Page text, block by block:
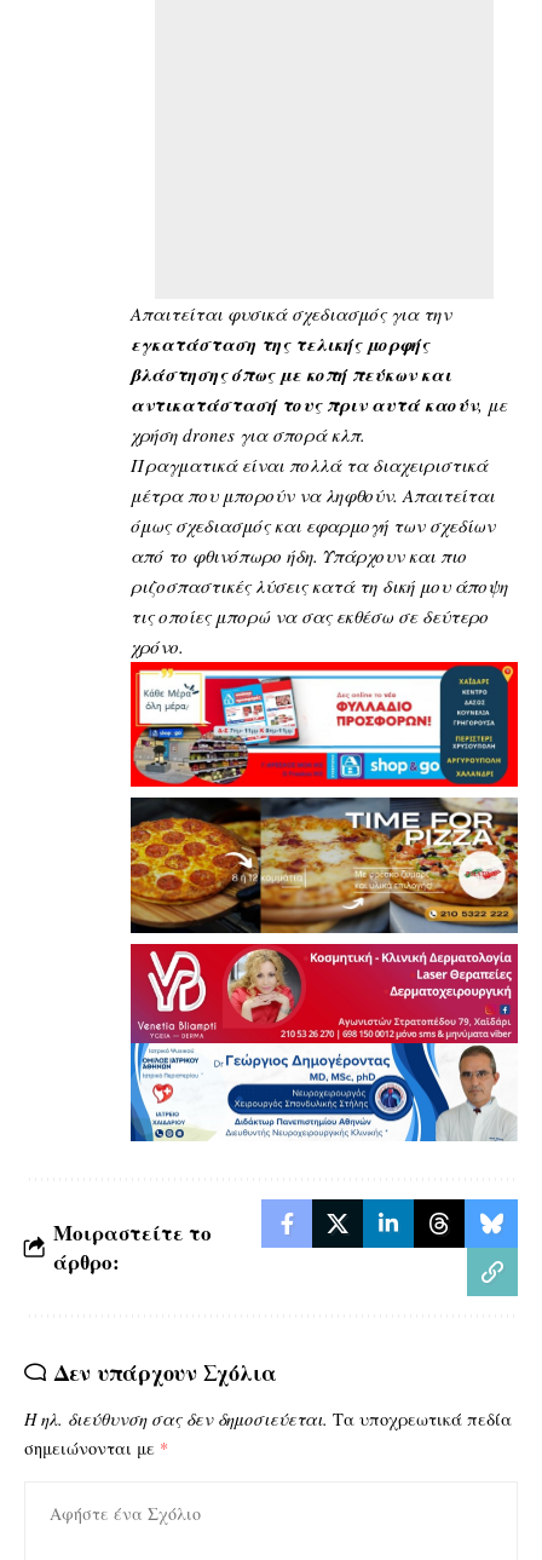
Απαιτείται φυσικά σχεδιασμός για την
εγκατάσταση της τελικής μορφής
βλάστησης όπως με κοπή πεύκων και
αντικατάστασή τους πριν αυτά καούν, με
χρήση drones για σπορά κλπ.
Πραγματικά είναι πολλά τα διαχειριστικά
μέτρα που μπορούν να ληφθούν. Απαιτείται
όμως σχεδιασμός και εφαρμογή των σχεδίων
από το φθινόπωρο ήδη. Υπάρχουν και πιο
ριζοσπαστικές λύσεις κατά τη δική μου άποψη
τις οποίες μπορώ να σας εκθέσω σε δεύτερο
χρόνο.
Μοιραστείτε το
άρθρο:
Δεν υπάρχουν Σχόλια
Η ηλ. διεύθυνση σας δεν δημοσιεύεται. Τα υποχρεωτικά πεδία
σημειώνονται με *